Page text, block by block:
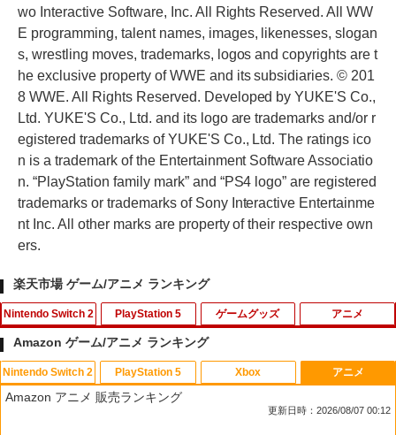
wo Interactive Software, Inc. All Rights Reserved. All WW
E programming, talent names, images, likenesses, slogan
s, wrestling moves, trademarks, logos and copyrights are t
he exclusive property of WWE and its subsidiaries. © 201
8 WWE. All Rights Reserved. Developed by YUKE'S Co.,
Ltd. YUKE'S Co., Ltd. and its logo are trademarks and/or r
egistered trademarks of YUKE'S Co., Ltd. The ratings ico
n is a trademark of the Entertainment Software Associatio
n. “PlayStation family mark” and “PS4 logo” are registered
trademarks or trademarks of Sony Interactive Entertainme
nt Inc. All other marks are property of their respective own
ers.
楽天市場 ゲーム/アニメ ランキング
Nintendo Switch 2
1
PlayVital 新型Switch2対応 親指グリッ
プキャップ 4個セット ジョイコン対応シ
リコン素材 快適フィット スイッチ2対応
PlayStation 5
1
PS5 縦置きスタンド PlayStation5 / PS5
Slim / PS5 Pro 用 縦置き スタンド 円形
安定感UP ブラック ブルー シルバー グ
ゲームグッズ アニメ
1
【中古】 この世界の片隅に ブックレッ
ト付 / 片渕須直 / バンダイビジュアル [Bl
u-ray]【メール便送料無料】【最短翌日
Amazon ゲーム/アニメ ランキング
Nintendo Switch 2 PlayStation 5 Xbox アニメ
Amazon アニメ 販売ランキング
更新日時：2026/08/07 00:12